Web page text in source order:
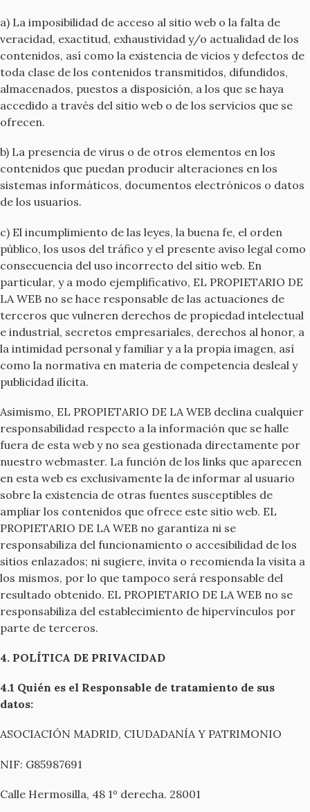
a) La imposibilidad de acceso al sitio web o la falta de
veracidad, exactitud, exhaustividad y/o actualidad de los
contenidos, así como la existencia de vicios y defectos de
toda clase de los contenidos transmitidos, difundidos,
almacenados, puestos a disposición, a los que se haya
accedido a través del sitio web o de los servicios que se
ofrecen.
b) La presencia de virus o de otros elementos en los
contenidos que puedan producir alteraciones en los
sistemas informáticos, documentos electrónicos o datos
de los usuarios.
c) El incumplimiento de las leyes, la buena fe, el orden
público, los usos del tráfico y el presente aviso legal como
consecuencia del uso incorrecto del sitio web. En
particular, y a modo ejemplificativo, EL PROPIETARIO DE
LA WEB no se hace responsable de las actuaciones de
terceros que vulneren derechos de propiedad intelectual
e industrial, secretos empresariales, derechos al honor, a
la intimidad personal y familiar y a la propia imagen, así
como la normativa en materia de competencia desleal y
publicidad ilícita.
Asimismo, EL PROPIETARIO DE LA WEB declina cualquier
responsabilidad respecto a la información que se halle
fuera de esta web y no sea gestionada directamente por
nuestro webmaster. La función de los links que aparecen
en esta web es exclusivamente la de informar al usuario
sobre la existencia de otras fuentes susceptibles de
ampliar los contenidos que ofrece este sitio web. EL
PROPIETARIO DE LA WEB no garantiza ni se
responsabiliza del funcionamiento o accesibilidad de los
sitios enlazados; ni sugiere, invita o recomienda la visita a
los mismos, por lo que tampoco será responsable del
resultado obtenido. EL PROPIETARIO DE LA WEB no se
responsabiliza del establecimiento de hipervínculos por
parte de terceros.
4. POLÍTICA DE PRIVACIDAD
4.1 Quién es el Responsable de tratamiento de sus
datos:
ASOCIACIÓN MADRID, CIUDADANÍA Y PATRIMONIO
NIF: G85987691
Calle Hermosilla, 48 1º derecha. 28001